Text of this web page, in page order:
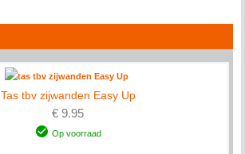
Tas tbv zijwanden Easy Up
€ 9.95
Op voorraad